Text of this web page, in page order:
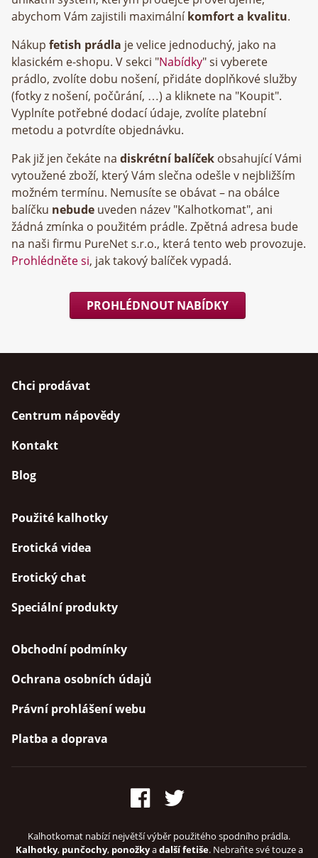
abychom Vám zajistili maximálníkomfort a kvalitu.
Nákup fetish prádla je velice jednoduchý, jako na
klasickém e-shopu. V sekci "Nabídky" si vyberete
prádlo, zvolíte dobu nošení, přidáte doplňkové služby
(fotky z nošení, počůrání, …) a kliknete na "Koupit".
Vyplníte potřebné dodací údaje, zvolíte platební
metodu a potvrdíte objednávku.
Pak již jen čekáte na diskrétní balíček obsahující Vámi
vytoužené zboží, který Vám slečna odešle v nejbližším
možném termínu. Nemusíte se obávat – na obálce
balíčku nebude uveden název "Kalhotkomat", ani
žádná zmínka o použitém prádle. Zpětná adresa bude
na naši firmu
, která tento web provozuje.
Prohlédněte si, jak takový balíček vypadá.
PROHLÉDNOUT NABÍDKY
Chci prodávat
Centrum nápovědy
Kontakt
Blog
Použité kalhotky
Erotická videa
Erotický chat
Speciální produkty
Obchodní podmínky
Ochrana osobních údajů
Právní prohlášení webu
Platba a doprava
Kalhotkomat nabízí největší výběr použitého spodního prádla.
Kalhotky, punčochy, ponožkyadalší fetiše. Nebraňte své touze a